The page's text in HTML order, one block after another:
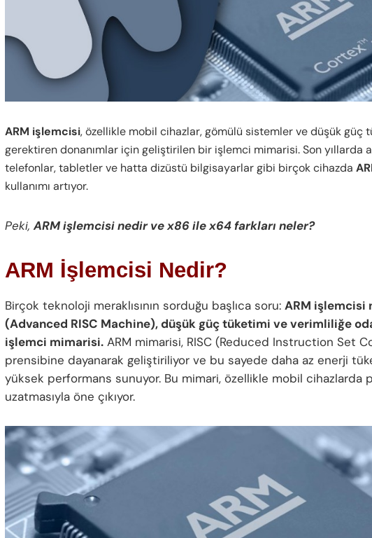
ARM işlemcisi, özellikle mobil cihazlar, gömülü sistemler ve düşük güç
gerektiren donanımlar için geliştirilen bir işlemci mimarisi. Son yıllarda
telefonlar, tabletler ve hatta dizüstü bilgisayarlar gibi birçok cihazda
kullanımı artıyor.
Peki,ARM işlemcisi nedirve x86 ile x64 farkları neler?
ARM İşlemcisi Nedir?
Birçok teknoloji meraklısının sorduğu başlıca soru: ARM işlemcisi
(Advanced RISC Machine), düşük güç tüketimi ve verimliliğe
işlemci mimarisi. ARM mimarisi, RISC (Reduced Instruction Set
prensibine dayanarak geliştiriliyor ve bu sayede daha az enerji
yüksek performans sunuyor. Bu mimari, özellikle mobil cihazlarda
uzatmasıyla öne çıkıyor.